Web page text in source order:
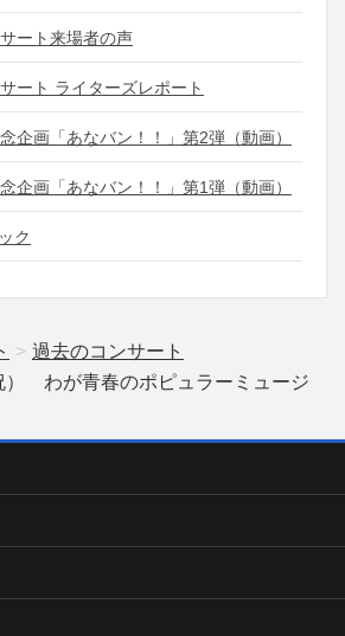
ート来場者の声
ート ライターズレポート
企画「あなバン！！」第2弾（動画）
企画「あなバン！！」第1弾（動画）
ク
過去のコンサート
） わが青春のポピュラーミュージ